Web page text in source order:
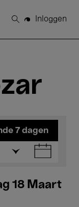
Zoeken
Inloggen
7 dagen
18 Maart